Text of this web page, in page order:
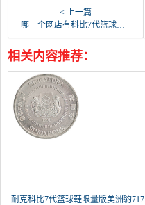
< 上一篇
哪一个网店有科比7代篮球鞋卖？
相关内容推荐：
耐克科比7代篮球鞋限量版美洲豹717